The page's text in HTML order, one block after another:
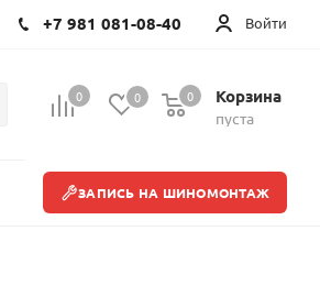
Войти
+7 981 081-08-40
0 0 Корзина
пуста
0
ЗАПИСЬ НА ШИНОМОНТАЖ